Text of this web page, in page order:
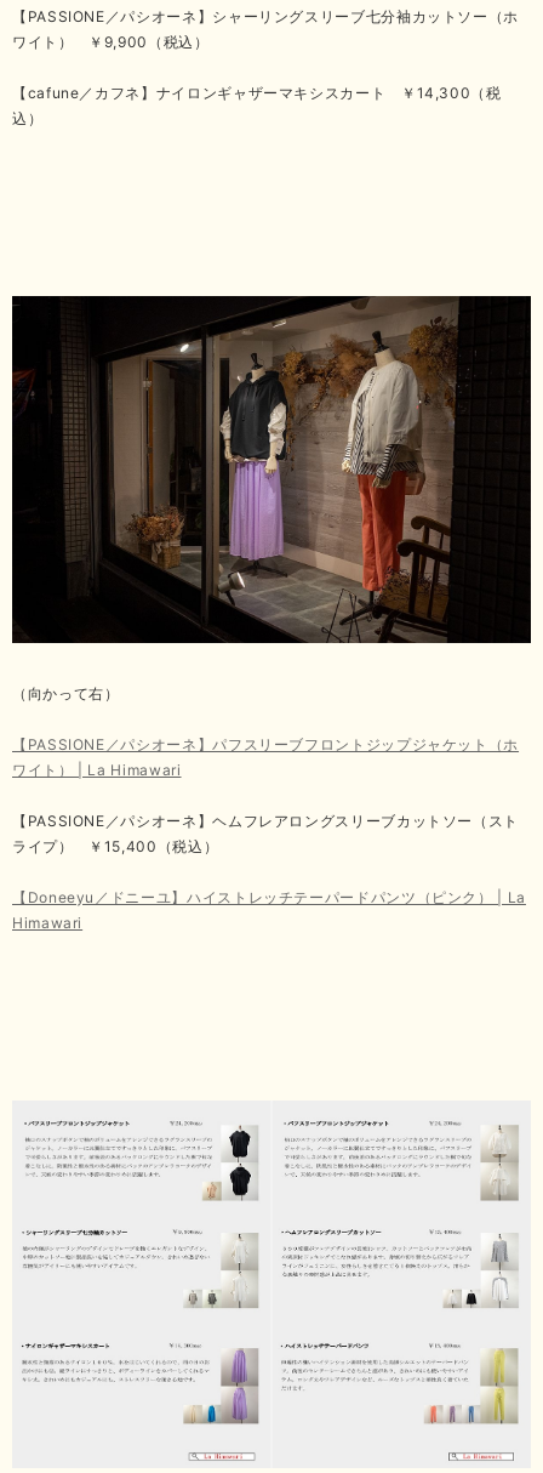
【PASSIONE／パシオーネ】シャーリングスリーブ七分袖カットソー（ホ
ワイト） ￥9,900（税込）
【cafune／カフネ】ナイロンギャザーマキシスカート ￥14,300（税
込）
（向かって右）
【PASSIONE／パシオーネ】パフスリーブフロントジップジャケット（ホ
ワイト） | La Himawari
【PASSIONE／パシオーネ】ヘムフレアロングスリーブカットソー（スト
ライプ） ￥15,400（税込）
【Doneeyu／ドニーユ】ハイストレッチテーパードパンツ（ピンク） | La
Himawari